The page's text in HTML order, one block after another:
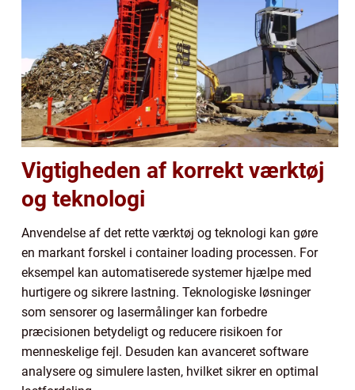
Vigtigheden af korrekt værktøj
og teknologi
Anvendelse af det rette værktøj og teknologi kan gøre
en markant forskel i container loading processen. For
eksempel kan automatiserede systemer hjælpe med
hurtigere og sikrere lastning. Teknologiske løsninger
som sensorer og lasermålinger kan forbedre
præcisionen betydeligt og reducere risikoen for
menneskelige fejl. Desuden kan avanceret software
analysere og simulere lasten, hvilket sikrer en optimal